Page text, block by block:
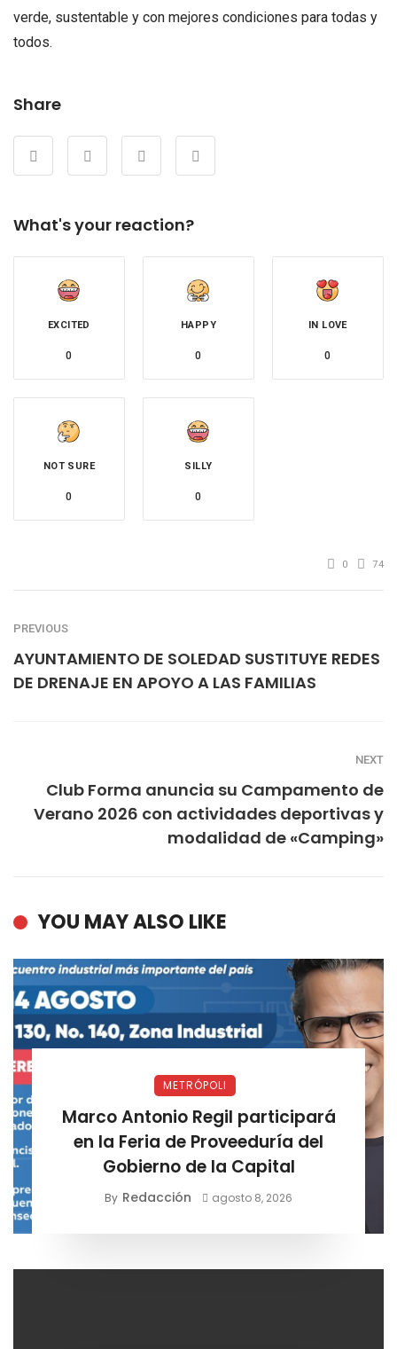
verde, sustentable y con mejores condiciones para todas y
todos.
Share
What's your reaction?
EXCITED
0
HAPPY
0
IN LOVE
0
NOT SURE
0
SILLY
0
0 74
PREVIOUS
AYUNTAMIENTO DE SOLEDAD SUSTITUYE REDES
DE DRENAJE EN APOYO A LAS FAMILIAS
NEXT
Club Forma anuncia su Campamento de
Verano 2026 con actividades deportivas y
modalidad de «Camping»
YOU MAY ALSO LIKE
METRÓPOLI
Marco Antonio Regil participará
en la Feria de Proveeduría del
Gobierno de la Capital
By Redacción agosto 8, 2026